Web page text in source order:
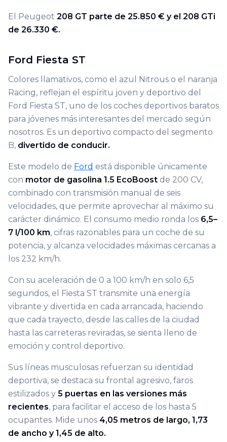
El Peugeot 208 GT parte de 25.850 € y el 208 GTi
de 26.330 €.
Ford Fiesta ST
Colores llamativos, como el azul Nitrous o el naranja
Racing, reflejan el espíritu joven y deportivo del
Ford Fiesta ST, uno de los coches deportivos baratos
para jóvenes más interesantes del mercado según
nosotros. Es un deportivo compacto del segmento
B, divertido de conducir.
Este modelo de Ford está disponible únicamente
con motor de gasolina 1.5 EcoBoost de 200 CV,
combinado con transmisión manual de seis
velocidades, que permite aprovechar al máximo su
carácter dinámico. El consumo medio ronda los 6,5–
7 l/100 km, cifras razonables para un coche de su
potencia, y alcanza velocidades máximas cercanas a
los 232 km/h.
Con su aceleración de 0 a 100 km/h en solo 6,5
segundos, el Fiesta ST transmite una energía
vibrante y divertida en cada arrancada, haciendo
que cada trayecto, desde las calles de la ciudad
hasta las carreteras reviradas, se sienta lleno de
emoción y control deportivo.
Sus líneas musculosas refuerzan su identidad
deportiva, se destaca su frontal agresivo, faros
estilizados y 5 puertas en las versiones más
recientes, para facilitar el acceso de los hasta 5
ocupantes. Mide unos 4,05 metros de largo, 1,73
de ancho y 1,45 de alto.